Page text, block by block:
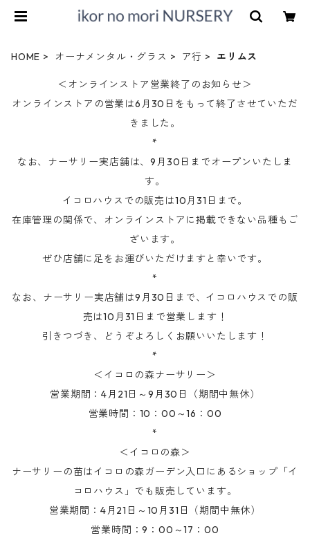
HOME オーナメンタル・グラス ア行 エリムス
＜オンラインストア営業終了のお知らせ＞
オンラインストアの営業は6月30日をもって終了させていただ
きました。
*
なお、ナーサリー実店舗は、9月30日までオープンいたしま
す。
イコロハウスでの販売は10月31日まで。
在庫管理の関係で、オンラインストアに掲載できない品種もご
ざいます。
ぜひ店舗に足をお運びいただけますと幸いです。
*
なお、ナーサリー実店舗は9月30日まで、イコロハウスでの販
売は10月31日まで営業します！
引きつづき、どうぞよろしくお願いいたします！
*
＜イコロの森ナーサリー＞
営業期間：4月21日～9月30日（期間中無休）
営業時間：10：00～16：00
*
＜イコロの森＞
ナーサリーの苗はイコロの森ガーデン入口にあるショップ「イ
コロハウス」でも販売しています。
営業期間：4月21日～10月31日（期間中無休）
営業時間：9：00～17：00